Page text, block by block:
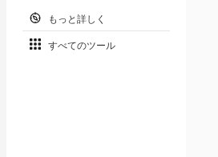
もっと詳しく
すべてのツール